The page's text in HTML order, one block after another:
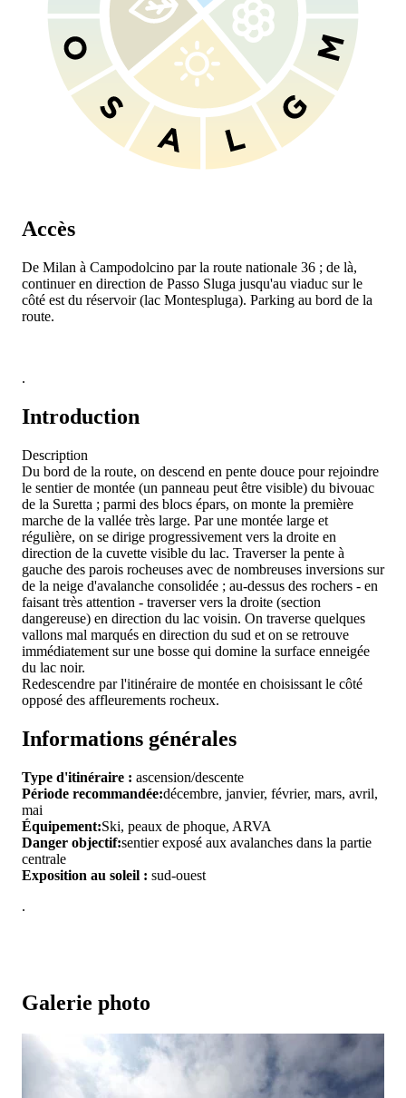
Accès
De Milan à Campodolcino par la route nationale 36 ; de là,
continuer en direction de Passo Sluga jusqu'au viaduc sur le
côté est du réservoir (lac Montespluga). Parking au bord de la
route.
.
Introduction
Description
Du bord de la route, on descend en pente douce pour rejoindre
le sentier de montée (un panneau peut être visible) du bivouac
de la Suretta ; parmi des blocs épars, on monte la première
marche de la vallée très large. Par une montée large et
régulière, on se dirige progressivement vers la droite en
direction de la cuvette visible du lac. Traverser la pente à
gauche des parois rocheuses avec de nombreuses inversions sur
de la neige d'avalanche consolidée ; au-dessus des rochers - en
faisant très attention - traverser vers la droite (section
dangereuse) en direction du lac voisin. On traverse quelques
vallons mal marqués en direction du sud et on se retrouve
immédiatement sur une bosse qui domine la surface enneigée
du lac noir.
Redescendre par l'itinéraire de montée en choisissant le côté
opposé des affleurements rocheux.
Informations générales
Type d'itinéraire : ascension/descente
Période recommandée:décembre, janvier, février, mars, avril,
mai
Équipement:Ski, peaux de phoque, ARVA
Danger objectif:sentier exposé aux avalanches dans la partie
centrale
Exposition au soleil : sud-ouest
.
Galerie photo